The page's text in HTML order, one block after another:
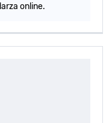
online.